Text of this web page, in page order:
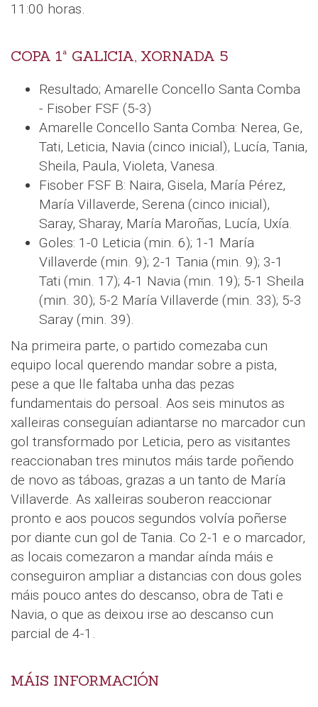
11:00 horas.
COPA 1ª GALICIA, XORNADA 5
Resultado; Amarelle Concello Santa Comba
- Fisober FSF (5-3)
Amarelle Concello Santa Comba: Nerea, Ge,
Tati, Leticia, Navia (cinco inicial), Lucía, Tania,
Sheila, Paula, Violeta, Vanesa.
Fisober FSF B: Naira, Gisela, María Pérez,
María Villaverde, Serena (cinco inicial),
Saray, Sharay, María Maroñas, Lucía, Uxía.
Goles: 1-0 Leticia (min. 6); 1-1 María
Villaverde (min. 9); 2-1 Tania (min. 9); 3-1
Tati (min. 17); 4-1 Navia (min. 19); 5-1 Sheila
(min. 30); 5-2 María Villaverde (min. 33); 5-3
Saray (min. 39).
Na primeira parte, o partido comezaba cun
equipo local querendo mandar sobre a pista,
pese a que lle faltaba unha das pezas
fundamentais do persoal. Aos seis minutos as
xalleiras conseguían adiantarse no marcador cun
gol transformado por Leticia, pero as visitantes
reaccionaban tres minutos máis tarde poñendo
de novo as táboas, grazas a un tanto de María
Villaverde. As xalleiras souberon reaccionar
pronto e aos poucos segundos volvía poñerse
por diante cun gol de Tania. Co 2-1 e o marcador,
as locais comezaron a mandar aínda máis e
conseguiron ampliar a distancias con dous goles
máis pouco antes do descanso, obra de Tati e
Navia, o que as deixou irse ao descanso cun
parcial de 4-1.
MÁIS INFORMACIÓN